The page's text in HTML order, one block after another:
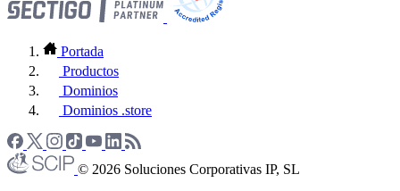
Portada
Productos
Dominios
Dominios .store
© 2026 Soluciones Corporativas IP, SL